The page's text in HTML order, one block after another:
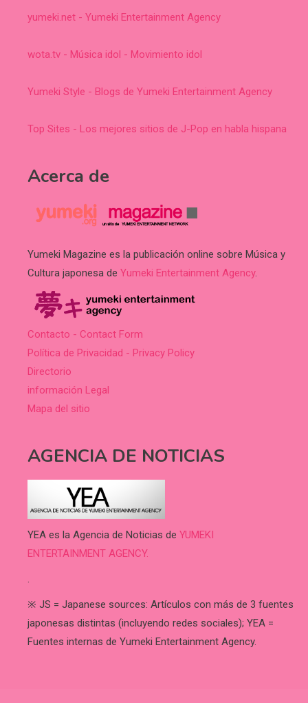
yumeki.net - Yumeki Entertainment Agency
wota.tv - Música idol - Movimiento idol
Yumeki Style - Blogs de Yumeki Entertainment Agency
Top Sites - Los mejores sitios de J-Pop en habla hispana
Acerca de
Yumeki Magazine es la publicación online sobre Música y
Cultura japonesa de Yumeki Entertainment Agency.
Contacto - Contact Form
Política de Privacidad - Privacy Policy
Directorio
información Legal
Mapa del sitio
AGENCIA DE NOTICIAS
YEA es la Agencia de Noticias de YUMEKI
ENTERTAINMENT AGENCY.
.
※ JS = Japanese sources: Artículos con más de 3 fuentes
japonesas distintas (incluyendo redes sociales); YEA =
Fuentes internas de Yumeki Entertainment Agency.